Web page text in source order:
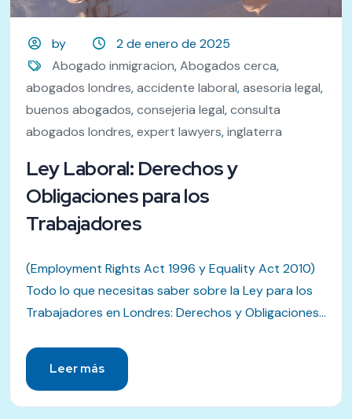
by
2 de enero de 2025
Abogado inmigracion,Abogados cerca,
abogados londres,accidente laboral,asesoria legal,
buenos abogados,consejeria legal,consulta
abogados londres,expert lawyers,inglaterra
Ley Laboral: Derechos y
Obligaciones para los
Trabajadores
(Employment Rights Act 1996 y Equality Act 2010)
Todo lo que necesitas saber sobre la Ley para los
Trabajadores en Londres: Derechos y Obligaciones...
Leer más